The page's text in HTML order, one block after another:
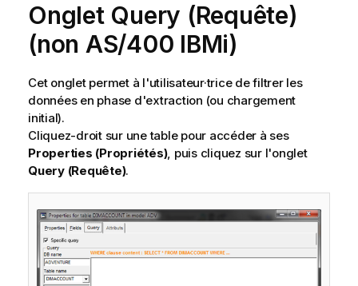
Onglet Query (Requête)
(non AS/400 IBMi)
Cet onglet permet à l'utilisateur·trice de filtrer les
données en phase d'extraction (ou chargement
initial).
Cliquez-droit sur une table pour accéder à ses
Properties (Propriétés), puis cliquez sur l'onglet
Query (Requête).